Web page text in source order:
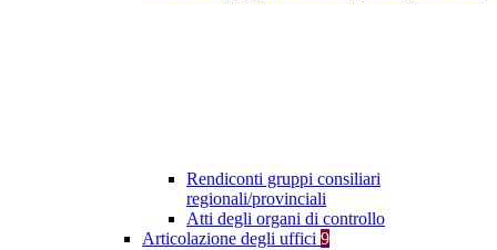
Rendiconti gruppi consiliari
regionali/provinciali
Atti degli organi di controllo
Articolazione degli uffici 9